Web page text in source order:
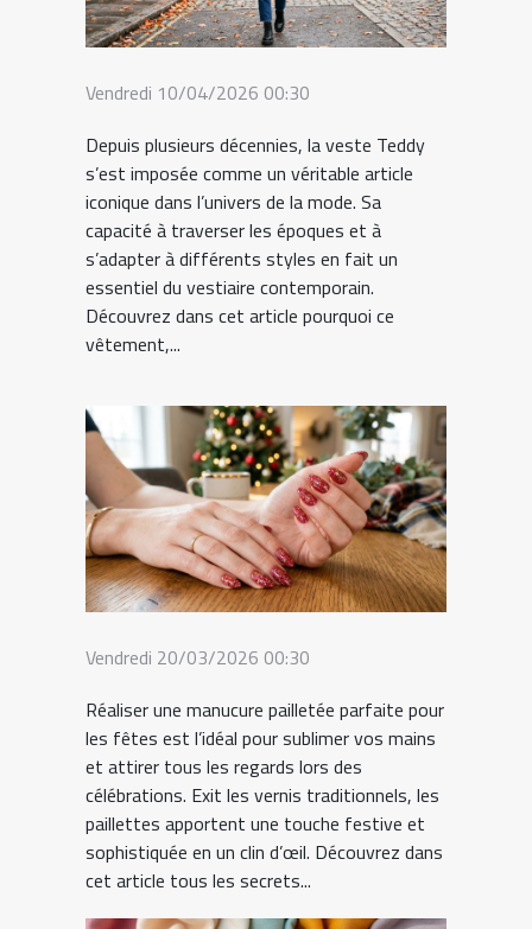
Vendredi 10/04/2026 00:30
Depuis plusieurs décennies, la veste Teddy
s’est imposée comme un véritable article
iconique dans l’univers de la mode. Sa
capacité à traverser les époques et à
s’adapter à différents styles en fait un
essentiel du vestiaire contemporain.
Découvrez dans cet article pourquoi ce
vêtement,...
Vendredi 20/03/2026 00:30
Réaliser une manucure pailletée parfaite pour
les fêtes est l’idéal pour sublimer vos mains
et attirer tous les regards lors des
célébrations. Exit les vernis traditionnels, les
paillettes apportent une touche festive et
sophistiquée en un clin d’œil. Découvrez dans
cet article tous les secrets...